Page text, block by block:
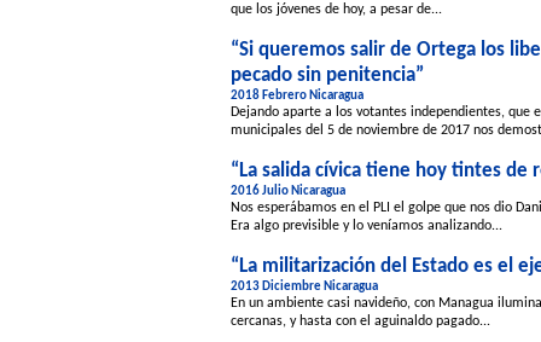
que los jóvenes de hoy, a pesar de...
“Si queremos salir de Ortega los
pecado sin penitencia”
2018 Febrero Nicaragua
Dejando aparte a los votantes independientes, que
municipales del 5 de noviembre de 2017 nos
“La salida cívica tiene hoy tintes de
2016 Julio Nicaragua
Nos esperábamos en el PLI el golpe que nos dio
Era algo previsible y lo veníamos analizando...
“La militarización del Estado es el
2013 Diciembre Nicaragua
En un ambiente casi navideño, con Managua
cercanas, y hasta con el aguinaldo pagado...